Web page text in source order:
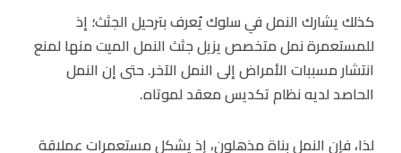
كذلك يشارك النمل في سلوك يُعرف بترحيل الجثث؛ إذ
للمستعمرة نمل متخصص يزيل جثث النمل الميت منها لمنع
انتشار مسببات الأمراض إلى النمل الآخر. حتى إن النمل
الحاصد لديه نظام تكديس معقد لموتاه.
لذا، فإن النمل بناة مذهلون، إذ يشكل مستعمرات عملاقة